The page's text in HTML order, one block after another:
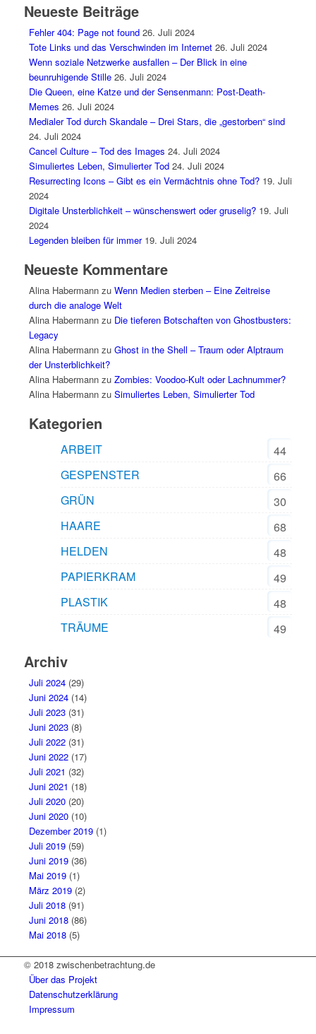
Neueste Beiträge
Fehler 404: Page not found 26. Juli 2024
Tote Links und das Verschwinden im Internet 26. Juli 2024
Wenn soziale Netzwerke ausfallen – Der Blick in eine
beunruhigende Stille 26. Juli 2024
Die Queen, eine Katze und der Sensenmann: Post-Death-
Memes 26. Juli 2024
Medialer Tod durch Skandale – Drei Stars, die „gestorben“ sind
24. Juli 2024
Cancel Culture – Tod des Images 24. Juli 2024
Simuliertes Leben, Simulierter Tod 24. Juli 2024
Resurrecting Icons – Gibt es ein Vermächtnis ohne Tod? 19. Juli
2024
Digitale Unsterblichkeit – wünschenswert oder gruselig? 19. Juli
2024
Legenden bleiben für immer 19. Juli 2024
Neueste Kommentare
Alina Habermannzu Wenn Medien sterben – Eine Zeitreise
durch die analoge Welt
Alina Habermannzu Die tieferen Botschaften von Ghostbusters:
Legacy
Alina Habermannzu Ghost in the Shell – Traum oder Alptraum
der Unsterblichkeit?
Alina Habermannzu Zombies: Voodoo-Kult oder Lachnummer?
Alina Habermannzu Simuliertes Leben, Simulierter Tod
Kategorien
ARBEIT
44
GESPENSTER
66
GRÜN
30
HAARE
68
HELDEN
48
PAPIERKRAM
49
PLASTIK
48
TRÄUME
49
Archiv
Juli 2024(29)
Juni 2024(14)
Juli 2023(31)
Juni 2023(8)
Juli 2022(31)
Juni 2022(17)
Juli 2021 (32)
Juni 2021 (18)
Juli 2020(20)
Juni 2020(10)
Dezember 2019(1)
Juli 2019(59)
Juni 2019(36)
Mai 2019(1)
März 2019(2)
Juli 2018(91)
Juni 2018(86)
Mai 2018(5)
© 2018 zwischenbetrachtung.de
Über das Projekt
Datenschutzerklärung
Impressum